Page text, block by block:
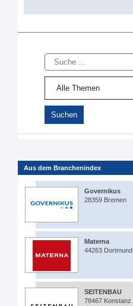
Suche
Aus dem Branchenindex
Governikus
28359 Bremen
Materna
44263 Dortmund
SEITENBAU
78467 Konstanz